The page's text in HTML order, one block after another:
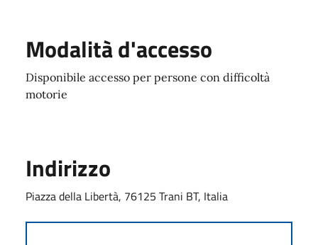
Modalità d'accesso
Disponibile accesso per persone con difficoltà
motorie
Indirizzo
Piazza della Libertà, 76125 Trani BT, Italia